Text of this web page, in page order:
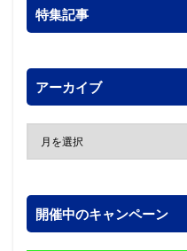
特集記事
アーカイブ
開催中のキャンペーン